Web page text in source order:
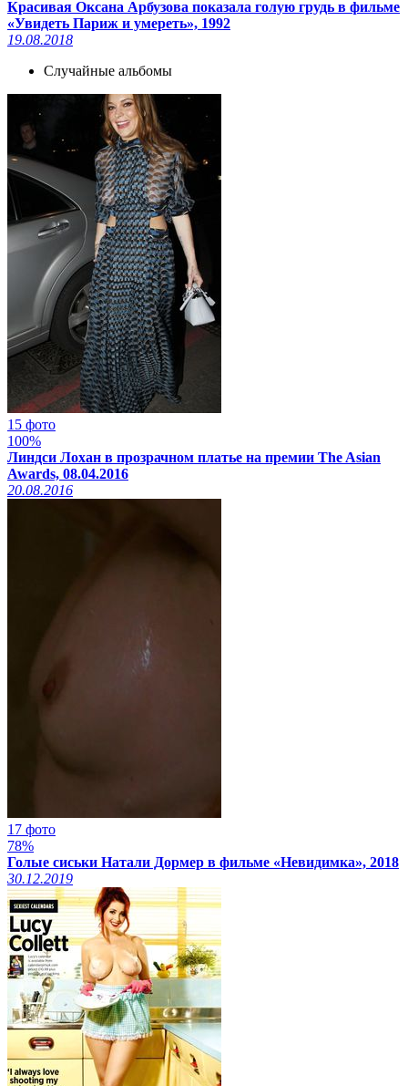
Красивая Оксана Арбузова показала голую грудь в фильме
«Увидеть Париж и умереть», 1992
19.08.2018
Случайные альбомы
15 фото
100%
Линдси Лохан в прозрачном платье на премии The Asian
Awards, 08.04.2016
20.08.2016
17 фото
78%
Голые сиськи Натали Дормер в фильме «Невидимка», 2018
30.12.2019